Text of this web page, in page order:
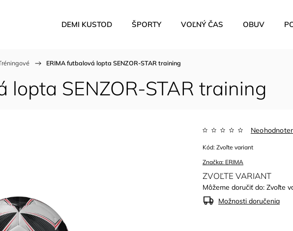
DEMI KUSTOD ŠPORTY VOĽNÝ ČAS OBUV
/ ERIMA futbalová lopta SENZOR-STAR training
lopta SENZOR-STAR training
Značka: ERIMA
Kód: Zvoľte variant
ZVOĽTE VARIANT
Môžeme doručiť do: Zvoľte
Možnosti doručenia